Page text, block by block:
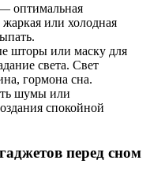
оптимальная
или холодная
шторы или маску для
света. Свет
гормона сна.
шумы или
спокойной
перед сном